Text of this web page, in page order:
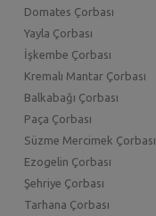
Domates Çorbası
Yayla Çorbası
İşkembe Çorbası
Kremalı Mantar Çorbası
Balkabağı Çorbası
Paça Çorbası
Süzme Mercimek Çorbası
Ezogelin Çorbası
Şehriye Çorbası
Tarhana Çorbası